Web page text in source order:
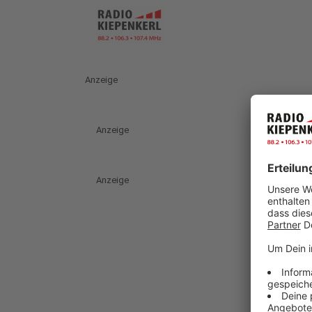
Anzeige
Anzeige
Anzeige